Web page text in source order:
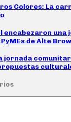
Colores: La
encabezaron
de Alte
jornada